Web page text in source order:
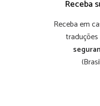
Receba
Receba em